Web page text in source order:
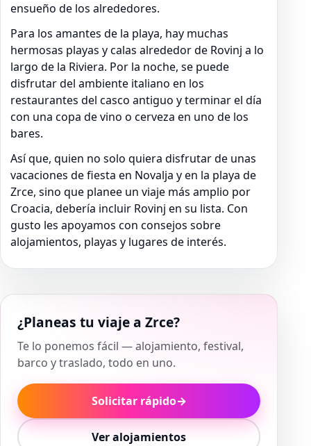
ensueño de los alrededores.
Para los amantes de la playa, hay muchas
hermosas playas y calas alrededor de Rovinj a lo
largo de la Riviera. Por la noche, se puede
disfrutar del ambiente italiano en los
restaurantes del casco antiguo y terminar el día
con una copa de vino o cerveza en uno de los
bares.
Así que, quien no solo quiera disfrutar de unas
vacaciones de fiesta en Novalja y en la playa de
Zrce, sino que planee un viaje más amplio por
Croacia, debería incluir Rovinj en su lista. Con
gusto les apoyamos con consejos sobre
alojamientos, playas y lugares de interés.
¿Planeas tu viaje a Zrce?
Te lo ponemos fácil — alojamiento, festival,
barco y traslado, todo en uno.
Solicitar rápido→
Ver alojamientos